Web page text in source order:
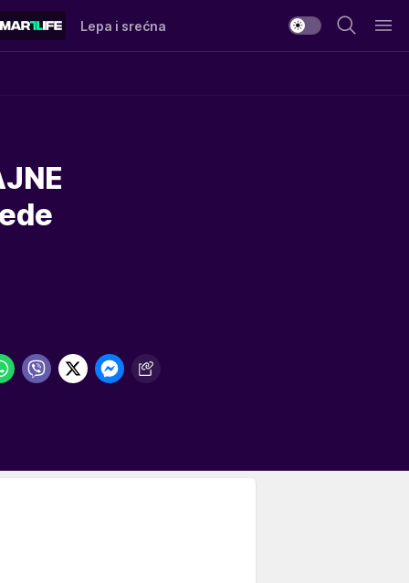
Lepa i srećna